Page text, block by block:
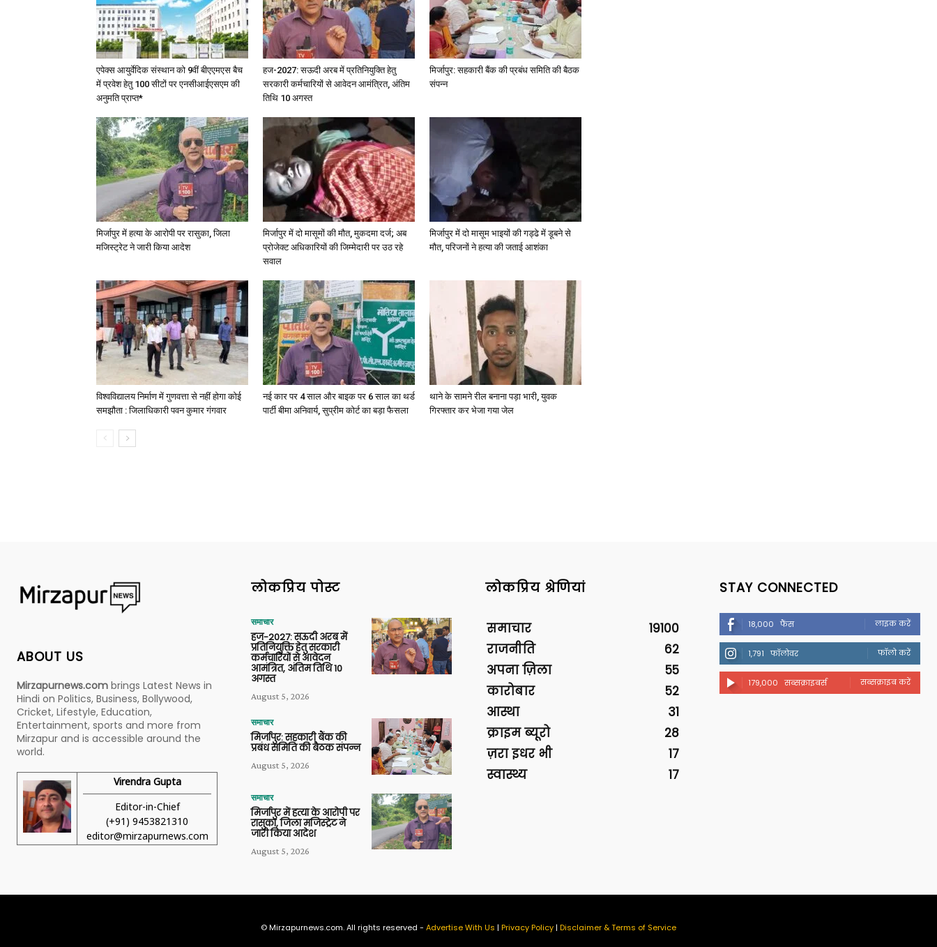
एपेक्स आयुर्वेदिक संस्थान को 9वीं बीएएमएस बैच
में प्रवेश हेतु 100 सीटों पर एनसीआईएसएम की
अनुमति प्राप्त*
हज-2027: सऊदी अरब में प्रतिनियुक्ति हेतु
सरकारी कर्मचारियों से आवेदन आमंत्रित, अंतिम
तिथि 10 अगस्त
मिर्जापुर: सहकारी बैंक की प्रबंध समिति की बैठक
संपन्न
मिर्जापुर में हत्या के आरोपी पर रासुका, जिला
मजिस्ट्रेट ने जारी किया आदेश
मिर्जापुर में दो मासूमों की मौत, मुकदमा दर्ज; अब
प्रोजेक्ट अधिकारियों की जिम्मेदारी पर उठ रहे
सवाल
मिर्जापुर में दो मासूम भाइयों की गड्ढे में डूबने से
मौत, परिजनों ने हत्या की जताई आशंका
विश्वविद्यालय निर्माण में गुणवत्ता से नहीं होगा कोई
समझौता : जिलाधिकारी पवन कुमार गंगवार
नई कार पर 4 साल और बाइक पर 6 साल का थर्ड
पार्टी बीमा अनिवार्य, सुप्रीम कोर्ट का बड़ा फैसला
थाने के सामने रील बनाना पड़ा भारी, युवक
गिरफ्तार कर भेजा गया जेल
ABOUT US
Mirzapurnews.com brings Latest News in
Hindi on Politics, Business, Bollywood,
Cricket, Lifestyle, Education,
Entertainment, sports and more from
Mirzapur and is accessible around the
world.
Virendra Gupta
Editor-in-Chief
(+91) 9453821310
editor@mirzapurnews.com
लोकप्रिय पोस्ट
समाचार
हज-2027: सऊदी अरब में
प्रतिनियुक्ति हेतु सरकारी
कर्मचारियों से आवेदन
आमंत्रित, अंतिम तिथि 10
अगस्त
August 5, 2026
समाचार
मिर्जापुर: सहकारी बैंक की
प्रबंध समिति की बैठक संपन्न
August 5, 2026
समाचार
मिर्जापुर में हत्या के आरोपी पर
रासुका, जिला मजिस्ट्रेट ने
जारी किया आदेश
August 5, 2026
लोकप्रिय श्रेणियां
समाचार
19100
राजनीति
62
अपना ज़िला
55
कारोबार
52
आस्था
31
क्राइम ब्यूरो
28
ज़रा इधर भी
17
स्वास्थ्य
17
STAY CONNECTED
18,000 फैंस लाइक करें
1,791 फॉलोवर फॉलो करें
179,000 सब्सक्राइबर्स सब्सक्राइब करें
© Mirzapurnews.com. All rights reserved - Advertise With Us | Privacy Policy| Disclaimer & Terms of Service